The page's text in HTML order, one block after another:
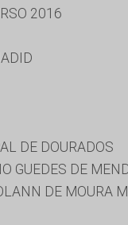
2016
DE DOURADOS
GUEDES DE
DE MOURA